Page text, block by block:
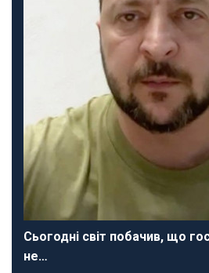
Сьогодні світ побачив, що
не…